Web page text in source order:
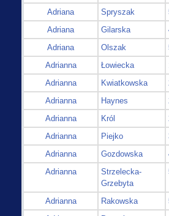
Adriana
Spryszak
Adriana
Gilarska
Adriana
Olszak
Adrianna
Łowiecka
Adrianna
Kwiatkowska
Adrianna
Haynes
Adrianna
Król
Adrianna
Piejko
Adrianna
Gozdowska
Adrianna
Strzelecka-
Grzebyta
Adrianna Rakowska